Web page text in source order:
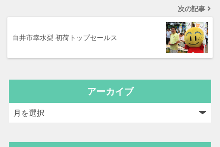
次の記事
白井市幸水梨 初荷トップセールス
アーカイブ